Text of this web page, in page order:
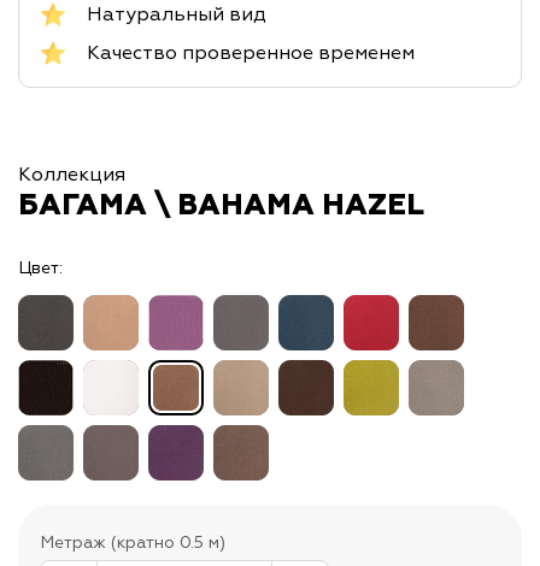
Натуральный вид
Качество проверенное временем
Коллекция
БАГАМА \ BAHAMA HAZEL
Цвет:
Метраж (кратно 0.5 м)